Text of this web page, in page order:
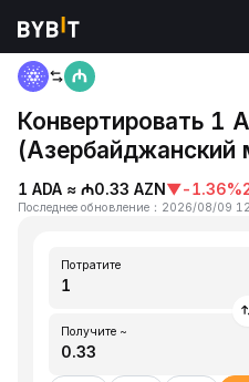
Главная
Конвертировать 1
(Азербайджанский
1 ADA ≈ ₼0.33 AZN▼-1.36%
Последнее обновление ： 2026/08/09
Потратите
Получите ~